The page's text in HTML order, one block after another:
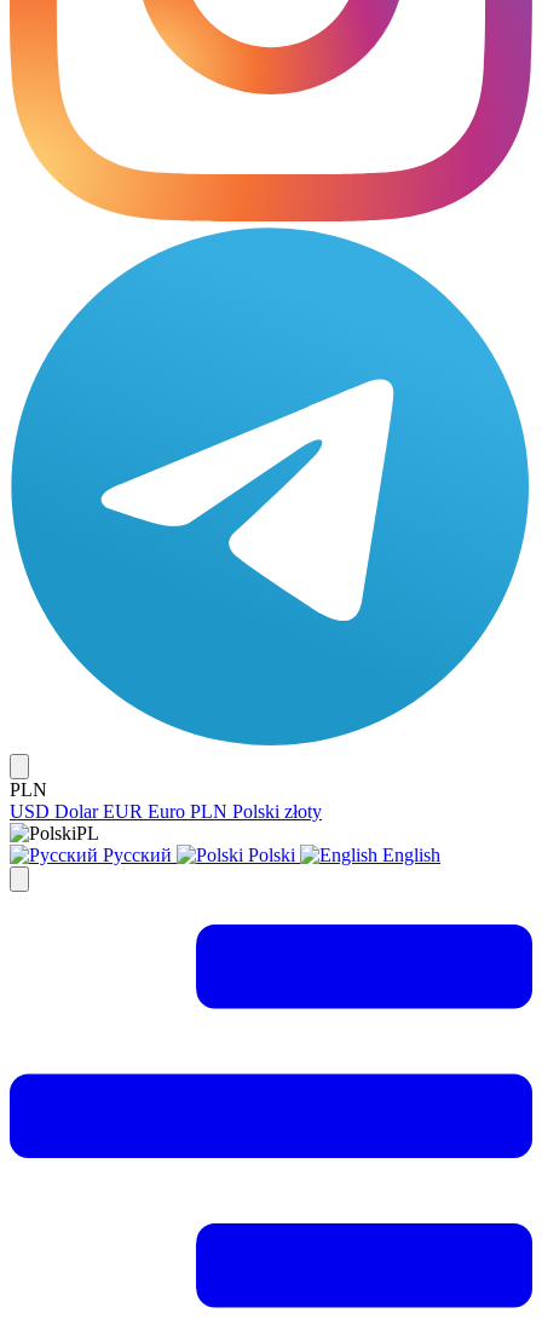
PLN
USD Dolar EUR Euro PLN Polski złoty
PL
Русский
Polski English